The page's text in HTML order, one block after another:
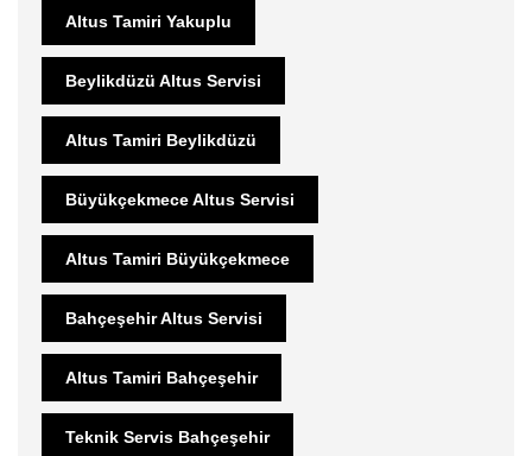
Altus Tamiri Yakuplu
Beylikdüzü Altus Servisi
Altus Tamiri Beylikdüzü
Büyükçekmece Altus Servisi
Altus Tamiri Büyükçekmece
Bahçeşehir Altus Servisi
Altus Tamiri Bahçeşehir
Teknik Servis Bahçeşehir